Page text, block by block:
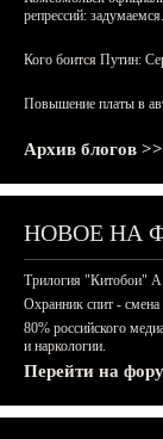
репрессий:
Кого боится Путин:
Повышение платы в
Архив блогов >>
НОВОЕ НА
Трилогия "Китобои"
Охранник спит - смена
80% российского
и наркологии.
Перейти на